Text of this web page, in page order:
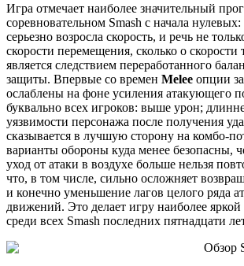
Игра отмечает наиболее значительный
соревновательном Smash с начала
серьезно возросла скорость, и речь не
скорости перемещения, сколько о скорости
является следствием переработанного
защиты. Впервые со времен Melee опции
ослаблены на фоне усиления атакующего
буквально всех игроков: выше урон;
уязвимости персонажа после получения
сказывается в лучшую сторону на комбо-
варианты обороны куда менее безопасны,
уход от атаки в воздухе больше нельзя
что, в том числе, сильно осложняет
и конечно уменьшение лагов целого ряда
движений. Это делает игру наиболее
среди всех Smash последних пятнадцати